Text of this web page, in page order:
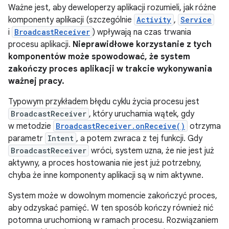
Ważne jest, aby deweloperzy aplikacji rozumieli, jak różne
komponenty aplikacji (szczególnie Activity , Service
i BroadcastReceiver ) wpływają na czas trwania
procesu aplikacji. Nieprawidłowe korzystanie z tych
komponentów może spowodować, że system
zakończy proces aplikacji w trakcie wykonywania
ważnej pracy.
Typowym przykładem błędu cyklu życia procesu jest
BroadcastReceiver , który uruchamia wątek, gdy
w metodzie BroadcastReceiver.onReceive() otrzyma
parametr Intent , a potem zwraca z tej funkcji. Gdy
BroadcastReceiver wróci, system uzna, że nie jest już
aktywny, a proces hostowania nie jest już potrzebny,
chyba że inne komponenty aplikacji są w nim aktywne.
System może w dowolnym momencie zakończyć proces,
aby odzyskać pamięć. W ten sposób kończy również nić
potomna uruchomioną w ramach procesu. Rozwiązaniem